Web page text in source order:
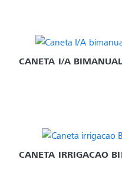
CANETA I/A
CANETA IRRIGACAO